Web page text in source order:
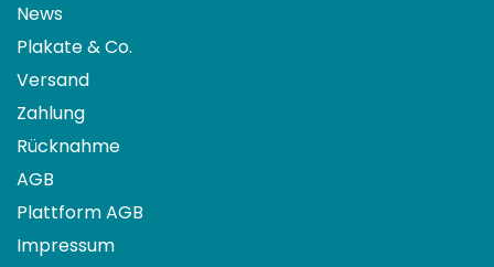
News
Plakate & Co.
Versand
Zahlung
Rücknahme
AGB
Plattform AGB
Impressum